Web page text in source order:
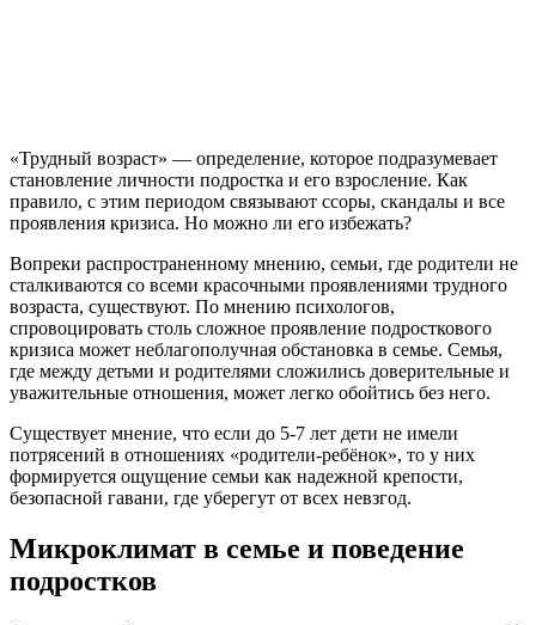
«Трудный возраст» — определение, которое подразумевает
становление личности подростка и его взросление. Как
правило, с этим периодом связывают ссоры, скандалы и все
проявления кризиса. Но можно ли его избежать?
Вопреки распространенному мнению, семьи, где родители не
сталкиваются со всеми красочными проявлениями трудного
возраста, существуют. По мнению психологов,
спровоцировать столь сложное проявление подросткового
кризиса может неблагополучная обстановка в семье. Семья,
где между детьми и родителями сложились доверительные и
уважительные отношения, может легко обойтись без него.
Существует мнение, что если до 5-7 лет дети не имели
потрясений в отношениях «родители-ребёнок», то у них
формируется ощущение семьи как надежной крепости,
безопасной гавани, где уберегут от всех невзгод.
Микроклимат в семье и поведение
подростков